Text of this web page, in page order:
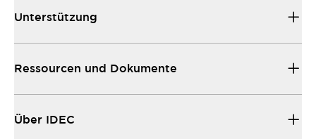
Unterstützung
Ressourcen und Dokumente
Über IDEC